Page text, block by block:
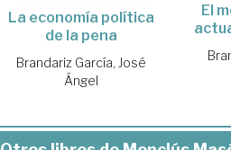
La economía política
de la pena
Brandariz García, José
Ángel
El